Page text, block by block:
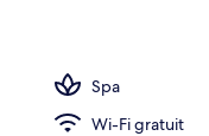
Spa
Wi-Fi gratuit